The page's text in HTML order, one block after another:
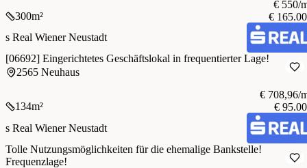
300m²
€ 550/
€
s Real Wiener Neustadt
[06692] Eingerichtetes Geschäftslokal in frequentierter Lage!
2565 Neuhaus
134m²
€ 708,96/
€
s Real Wiener Neustadt
Tolle Nutzungsmöglichkeiten für die ehemalige Bankstelle!
Frequenzlage!